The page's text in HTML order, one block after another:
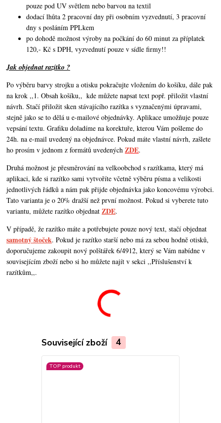
pouze pod UV světlem nebo barvou na textil
dodací lhůta 2 pracovní dny při osobním vyzvednutí, 3 pracovní
dny s posláním PPLkem
po dohodě možnost výroby na počkání do 60 minut za příplatek
120,- Kč s DPH, vyzvednutí pouze v sídle firmy!!
Jak objednat razítko ?
Po výběru barvy strojku a otisku pokračujte vložením do košíku, dále pak
na krok ,,1. Obsah košíku,, kde můžete napsat text popř. přiložit vlastní
návrh. Stačí přiložit sken stávajícího razítka s vyznačenými úpravami,
stejně jako se to dělá u e-mailové objednávky. Aplikace umožňuje pouze
vepsání textu. Grafiku doladíme na korektuře, kterou Vám pošleme do
24h. na e-mail uvedený na objednávce. Pokud máte vlastní návrh,zašlete
ho prosím v jednom z formátů uvedenýchZDE.
Druhá možnost je přesměrování na velkoobchod s razítkama, který má
aplikaci, kde si razítko sami vytvoříte včetně výběru písma a velikosti
jednotlivých řádků a nám pak přijde objednávka jako koncovému výrobci.
Tato varianta je o 20% dražší než první možnost. Pokud si vyberete tuto
variantu, můžete razítko objednatZDE.
V případě, že razítko máte a potřebujete pouze nový text, stačí objednat
samotný štoček. Pokud je razítko starší nebo má za sebou hodně otisků,
doporučujeme zakoupit nový polštářek 6/4912, který se Vám nabídne v
souvisejícím zboží nebo si ho můžete najít v sekci ,,Příslušenství k
razítkům,,.
Související zboží 4
TOP produkt